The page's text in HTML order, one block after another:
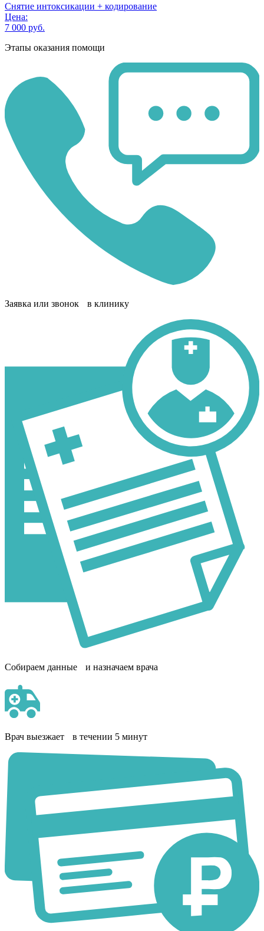
Снятие интоксикации + кодирование
Цена:
7 000 руб.
Этапы оказания помощи
Заявка или звонок в клинику
Собираем данные и назначаем врача
Врач выезжает в течении 5 минут